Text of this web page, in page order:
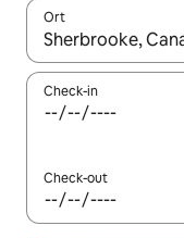
Ort
Wenn Ergebnisse
Check-in
Check-out